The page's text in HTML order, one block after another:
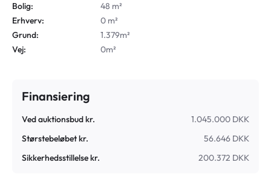
Bolig:
48 m²
Erhverv:
0 m²
Grund:
1.379m²
Vej:
0m²
Finansiering
Ved auktionsbud kr.
1.045.000 DKK
Størstebeløbet kr.
56.646 DKK
Sikkerhedsstillelse kr.
200.372 DKK